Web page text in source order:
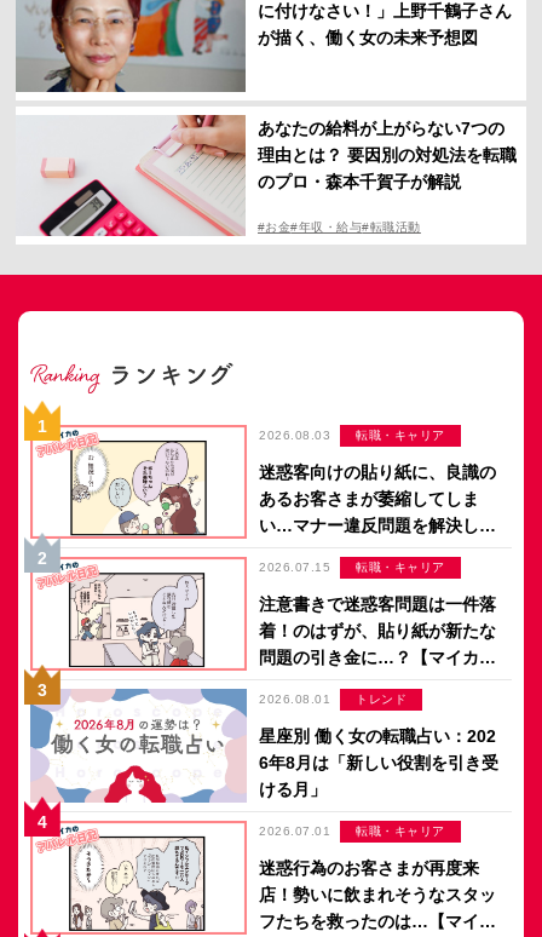
に付けなさい！」上野千鶴子さん
が描く、働く女の未来予想図
あなたの給料が上がらない7つの
理由とは？ 要因別の対処法を転職
のプロ・森本千賀子が解説
#お金#年収・給与#転職活動
2026.08.03 転職・キャリア
迷惑客向けの貼り紙に、良識の
あるお客さまが萎縮してしま
い…マナー違反問題を解決した
のは意外なアイデア？【マイカ
のアパレル日記 by ぼのこ】
2026.07.15 転職・キャリア
注意書きで迷惑客問題は一件落
着！のはずが、貼り紙が新たな
問題の引き金に…？【マイカの
アパレル日記 by ぼのこ】
2026.08.01 トレンド
星座別 働く女の転職占い：202
6年8月は「新しい役割を引き受
ける月」
2026.07.01 転職・キャリア
迷惑行為のお客さまが再度来
店！勢いに飲まれそうなスタッ
フたちを救ったのは…【マイカ